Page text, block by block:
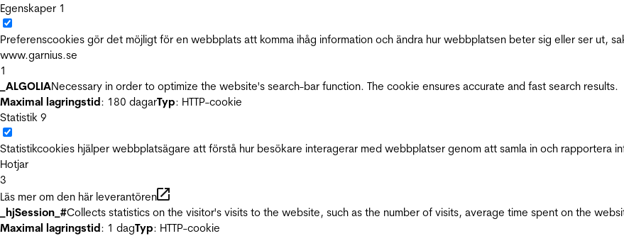
Egenskaper 1
Preferenscookies gör det möjligt för en webbplats att komma ihåg information och ändra hur webbplatsen beter sig eller ser ut,
www.garnius.se
1
_ALGOLIANecessary in order to optimize the website's search-bar function. The cookie ensures accurate and fast search results.
Maximal lagringstid: 180 dagarTyp: HTTP-cookie
Statistik 9
Statistikcookies hjälper webbplatsägare att förstå hur besökare interagerar med webbplatser genom att samla in och rapportera
Hotjar
3
Läs mer om den här leverantören
_hjSession_#Collects statistics on the visitor's visits to the website, such as the number of visits, average time spent on the
Maximal lagringstid: 1 dagTyp: HTTP-cookie